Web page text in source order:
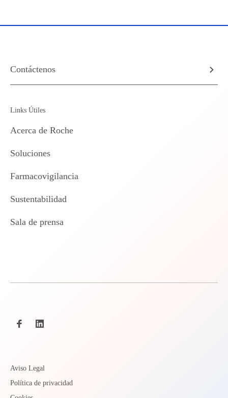
Contáctenos
Links Útiles
Acerca de Roche
Soluciones
Farmacovigilancia
Sustentabilidad
Sala de prensa
Aviso Legal
Política de privacidad